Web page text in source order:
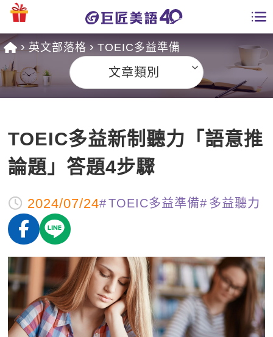
課程總覽
英文課程總表
英文會話
商用英文
英文檢定
TOEIC 多益課程
IELTS 雅思課程
GEPT 全民英檢課程
自然發音
英文聽力養成
特色課程
主題課程
線上真人
全國分校
英文部落格
影音學英文
英文能力測驗
師資團隊
學習分享
學員故事
學員讚出來
校園贊助
企業服務
學員專區
英文部落格 TOEIC多益準備
文章類別
TOEIC多益新制聽力「語意推
論題」答題4步驟
2024/07/24 TOEIC多益準備 多益聽力